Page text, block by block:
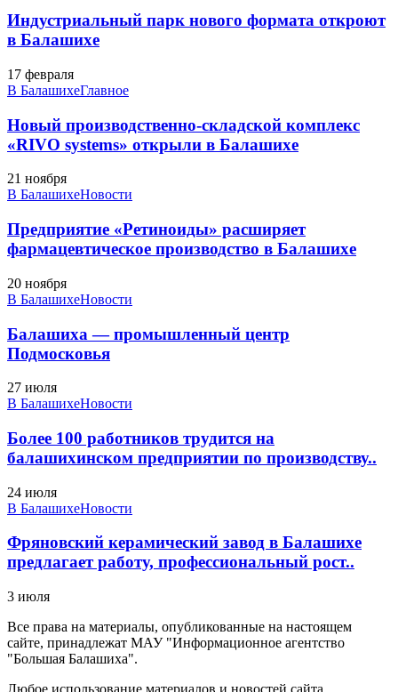
Индустриальный парк нового формата откроют
в Балашихе
17 февраля
В БалашихеГлавное
Новый производственно-складской комплекс
«RIVO systems» открыли в Балашихе
21 ноября
В БалашихеНовости
Предприятие «Ретиноиды» расширяет
фармацевтическое производство в Балашихе
20 ноября
В БалашихеНовости
Балашиха — промышленный центр
Подмосковья
27 июля
В БалашихеНовости
Более 100 работников трудится на
балашихинском предприятии по производству..
24 июля
В БалашихеНовости
Фряновский керамический завод в Балашихе
предлагает работу, профессиональный рост..
3 июля
Все права на материалы, опубликованные на настоящем
сайте, принадлежат МАУ "Информационное агентство
"Большая Балашиха".